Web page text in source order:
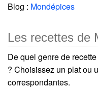
Blog : Mondépices
Les recettes de
De quel genre de
? Choisissez un plat ou
correspondantes.